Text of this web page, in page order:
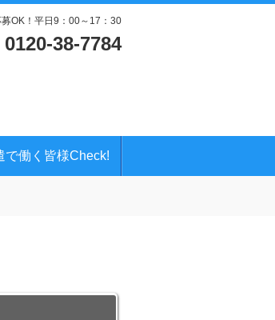
OK！平日9：00～17：30
0120-38-7784
で働く皆様Check!